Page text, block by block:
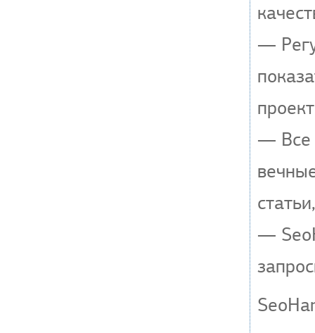
—
— Все
—